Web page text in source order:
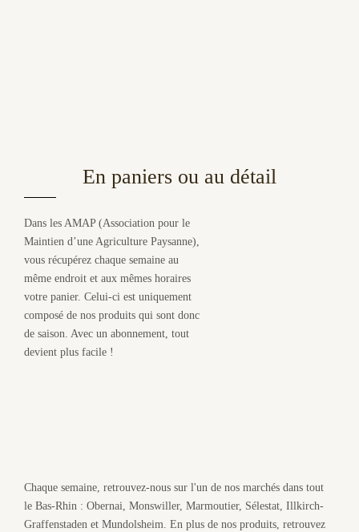
En paniers ou au détail
Dans les AMAP (Association pour le
Maintien d’une Agriculture Paysanne),
vous récupérez chaque semaine au
même endroit et aux mêmes horaires
votre panier. Celui-ci est uniquement
composé de nos produits qui sont donc
de saison. Avec un abonnement, tout
devient plus facile !
Chaque semaine, retrouvez-nous sur l'un de nos marchés dans tout
le Bas-Rhin : Obernai, Monswiller, Marmoutier, Sélestat, Illkirch-
Graffenstaden et Mundolsheim. En plus de nos produits, retrouvez